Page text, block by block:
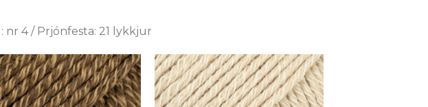
nr 4 / Prjónfesta: 21 lykkjur